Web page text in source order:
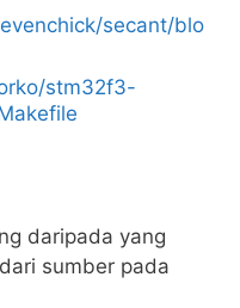
secant/blo
stm32f3-
daripada yang
sumber pada